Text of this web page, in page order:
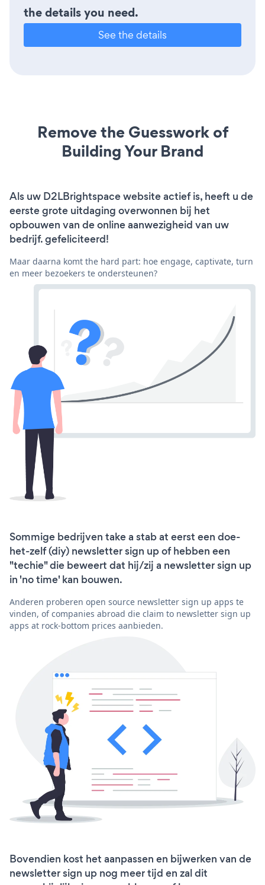
the details you need.
See the details
Remove the Guesswork of
Building Your Brand
Als uw D2LBrightspace website actief is, heeft u de
eerste grote uitdaging overwonnen bij het
opbouwen van de online aanwezigheid van uw
bedrijf. gefeliciteerd!
Maar daarna komt the hard part: hoe engage, captivate, turn
en meer bezoekers te ondersteunen?
Sommige bedrijven take a stab at eerst een doe-
het-zelf (diy) newsletter sign up of hebben een
"techie" die beweert dat hij/zij a newsletter sign up
in 'no time' kan bouwen.
Anderen proberen open source newsletter sign up apps te
vinden, of companies abroad die claim to newsletter sign up
apps at rock-bottom prices aanbieden.
Bovendien kost het aanpassen en bijwerken van de
newsletter sign up nog meer tijd en zal dit